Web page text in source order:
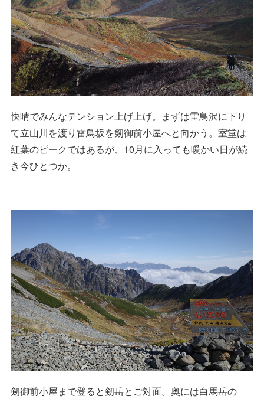
快晴でみんなテンション上げ上げ。まずは雷鳥沢に下り
て立山川を渡り雷鳥坂を剱御前小屋へと向かう。室堂は
紅葉のピークではあるが、10月に入っても暖かい日が続
き今ひとつか。
剱御前小屋まで登ると剱岳とご対面。奥には白馬岳の